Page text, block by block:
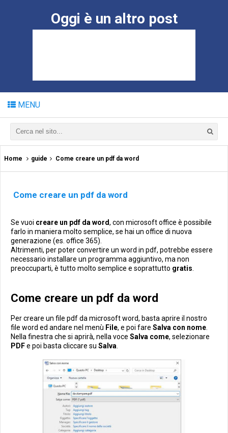
Oggi è un altro post
MENU
Home guide Come creare un pdf da word
Come creare un pdf da word
Se vuoi creare un pdf da word, con microsoft office è possibile
farlo in maniera molto semplice, se hai un office di nuova
generazione (es. office 365).
Altrimenti, per poter convertire un word in pdf, potrebbe essere
necessario installare un programma aggiuntivo, ma non
preoccuparti, è tutto molto semplice e soprattutto gratis
Come creare un pdf da word
Per creare un file pdf da microsoft word, basta aprire il nostro
file word ed andare nel menù File, e poi fare Salva con nome
Nella finestra che si aprirà, nella voce Salva come, selezionare
PDFe poi basta cliccare su Salva